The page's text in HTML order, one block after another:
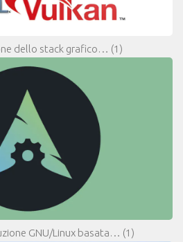
dello stack grafico… (1)
GNU/Linux basata… (1)